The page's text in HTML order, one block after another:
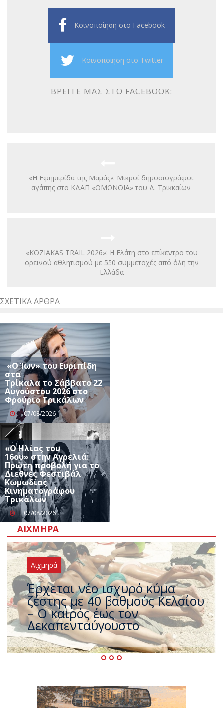
Κοινοποίηση στο Facebook
Κοινοποίηση στο Twitter
ΒΡΕΊΤΕ ΜΑΣ ΣΤΟ FACEBOOK:
«Η Εφημερίδα της Μαμάς»: Μικροί δημοσιογράφοι
αγάπης στο ΚΔΑΠ «ΟΜΟΝΟΙΑ» του Δ. Τρικκαίων
«KOZIAKAS TRAIL 2026»: Η Ελάτη στο επίκεντρο του
ορεινού αθλητισμού με 550 συμμετοχές από όλη την
Ελλάδα
ΣΧΕΤΙΚΆ ΆΡΘΡΑ
«Ο Ίων» του Ευριπίδη
στα
Τρίκαλα το Σάββατο 22
Αυγούστου 2026 στο
Φρούριο Τρικάλων
07/08/2026
«Ο Ηλίας του
16ου» στην Αγρελιά:
Πρώτη προβολή για το
Διεθνές Φεστιβάλ
Κωμωδίας
Κινηματογράφου
Τρικάλων
07/08/2026
ΑΙΧΜΗΡΆ
Αιχμηρά
Άφαντος ο Τσίπρας… την ώρα
που η χώρα καίγεται